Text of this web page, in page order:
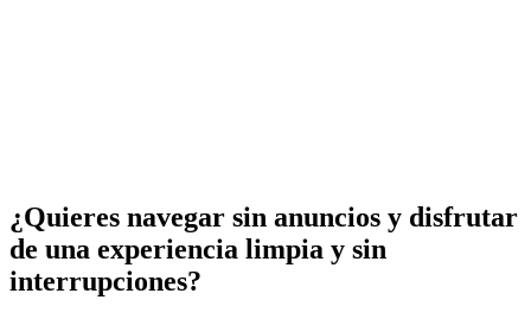
¿Quieres navegar sin anuncios y disfrutar
de una experiencia limpia y sin
interrupciones?